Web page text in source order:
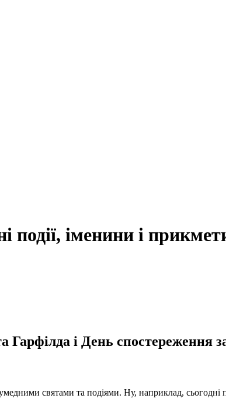
події, іменини і
Гарфілда і День спостереження
святами та подіями. Ну, наприклад, сьогодні